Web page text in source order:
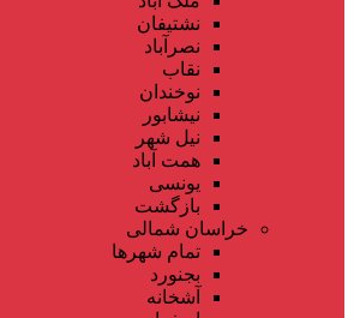
نشتیفان
نصرآباد
نقاب
نوخندان
نیشابور
نیل شهر
همت آباد
یونسی
بازگشت
خراسان شمالی
تمام شهر‌ها
بجنورد
آشخانه